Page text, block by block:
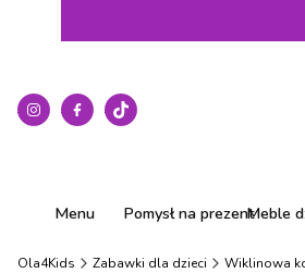
Menu Pomysł na prezentMeble
Ola4Kids Zabawki dla dzieci Wiklinowa